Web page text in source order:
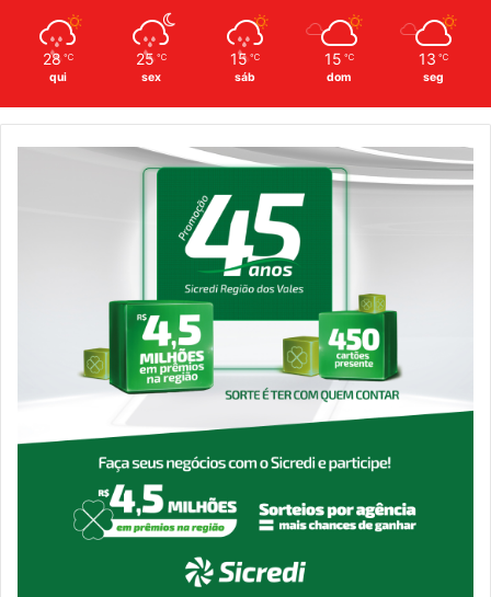
28 ℃
qui
25 ℃
sex
15 ℃
sáb
15 ℃
dom
13 ℃
seg